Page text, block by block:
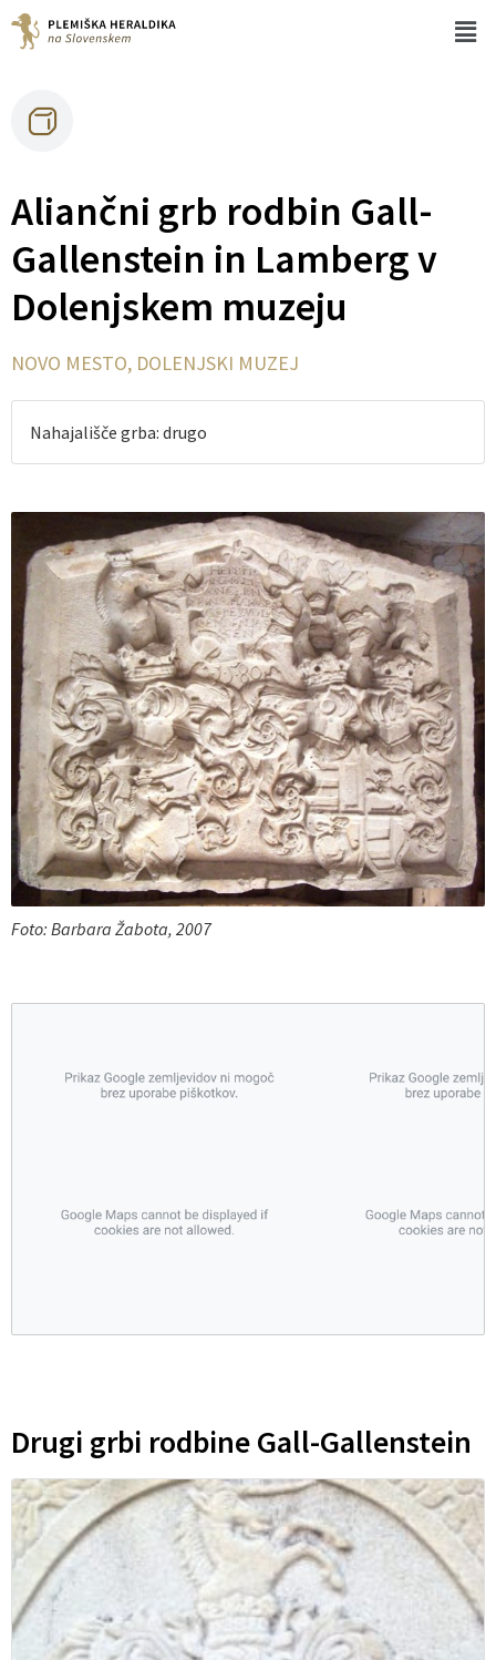
Aliančni grb rodbin Gall-
Gallenstein in Lamberg v
Dolenjskem muzeju
NOVO MESTO, DOLENJSKI MUZEJ
Nahajališče grba: drugo
Foto: Barbara Žabota, 2007
Drugi grbi rodbine Gall-Gallenstein